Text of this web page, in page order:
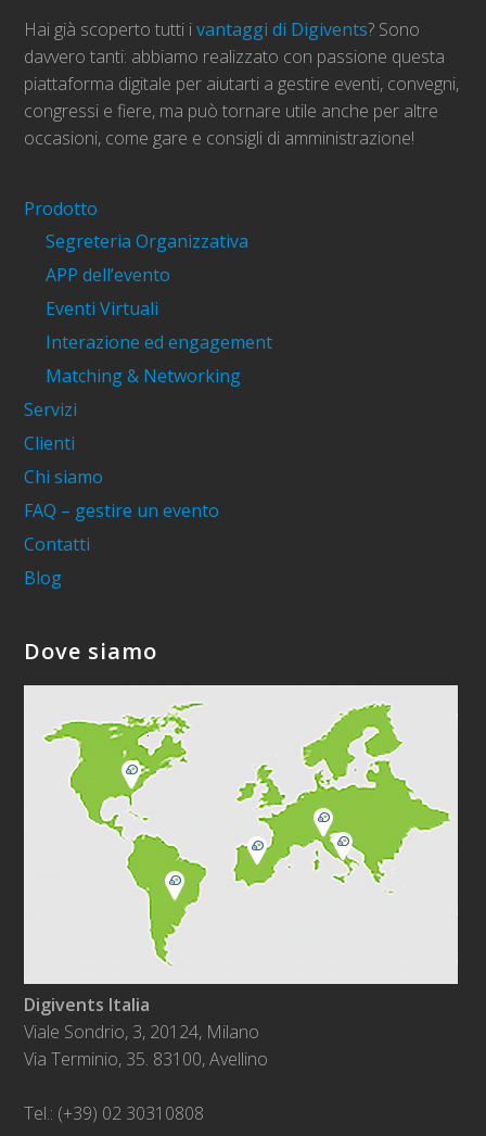
Hai già scoperto tutti ivantaggi di Digivents? Sono
davvero tanti: abbiamo realizzato con passione questa
piattaforma digitale per aiutarti a gestire eventi, convegni,
congressi e fiere, ma può tornare utile anche per altre
occasioni, come gare e consigli di amministrazione!
Prodotto
Segreteria Organizzativa
APP dell’evento
Eventi Virtuali
Interazione ed engagement
Matching & Networking
Servizi
Clienti
Chi siamo
FAQ – gestire un evento
Contatti
Blog
Dove siamo
Digivents Italia
Viale Sondrio, 3, 20124, Milano
Via Terminio, 35. 83100, Avellino
Tel.: (+39) 02 30310808